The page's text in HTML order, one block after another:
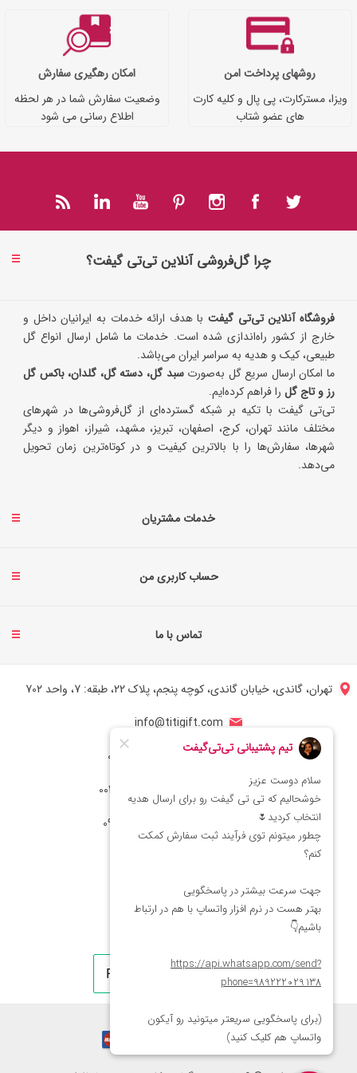
روشهای پرداخت امن
ویزا، مسترکارت، پی پال و کلیه کارت
های عضو شتاب
امکان رهگیری سفارش
وضعیت سفارش شما در هر لحظه
اطلاع رسانی می شود
چرا گل‌فروشی آنلاین تی‌تی گیفت؟
فروشگاه آنلاین تی‌تی گیفتبا هدف ارائه خدمات به ایرانیان داخل و
خارج از کشور راه‌اندازی شده است. خدمات ما شامل ارسال انواع گل
طبیعی، کیک و هدیه به سراسر ایران می‌باشد.
ما امکان ارسال سریع گل به‌صورتسبد گل، دسته گل، گلدان، باکس گل
رز و تاج گل را فراهم کرده‌ایم.
تی‌تی گیفت با تکیه بر شبکه گسترده‌ای از گل‌فروشی‌ها در شهرهای
مختلف مانند تهران، کرج، اصفهان، تبریز، مشهد، شیراز، اهواز و دیگر
شهرها، سفارش‌ها را با بالاترین کیفیت و در کوتاه‌ترین زمان تحویل
می‌دهد.
خدمات مشتریان
حساب کاربری من
تماس با ما
تهران، گاندی، خیابان گاندی، کوچه پنجم، پلاک 22، طبقه: 7، واحد 702
info@titigift.com
شماره تماس ایران: 02166066403
شماره تماس آمریکا: 0014088054942